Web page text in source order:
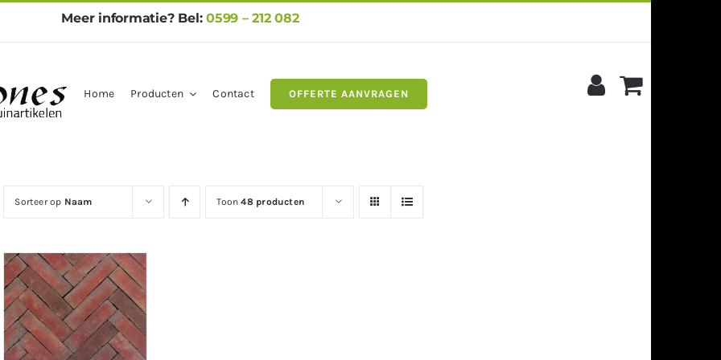
Meer informatie? Bel:0599 – 212 082
Home Producten Contact OFFERTE AANVRAGEN
Sorteer op Naam Toon48 producten